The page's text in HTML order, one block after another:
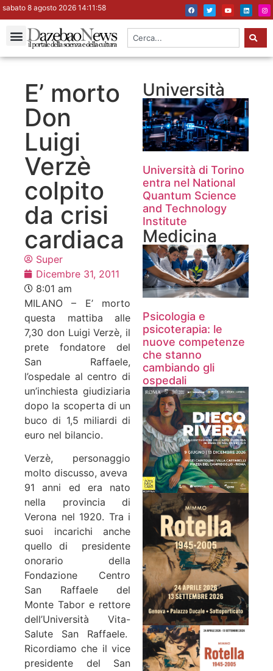
sabato 8 agosto 2026 14:11:58
E’ morto
Don
Luigi
Verzè
colpito
da crisi
cardiaca
Super
Dicembre 31, 2011
8:01 am
MILANO – E’ morto
questa mattiba alle
7,30 don Luigi Verzè, il
prete fondatore del
San Raffaele,
l’ospedale al centro di
un’inchiesta giudiziaria
dopo la scoperta di un
buco di 1,5 miliardi di
euro nel bilancio.
Verzè, personaggio
molto discusso, aveva
91 anni ed era nato
nella provincia di
Verona nel 1920. Tra i
suoi incarichi anche
quello di presidente
onorario della
Fondazione Centro
San Raffaele del
Monte Tabor e rettore
dell’Università Vita-
Salute San Raffaele.
Ricordiamo che il vice
presidente del San
Università
Università di Torino
entra nel National
Quantum Science
and Technology
Institute
Medicina
Psicologia e
psicoterapia: le
nuove competenze
che stanno
cambiando gli
ospedali